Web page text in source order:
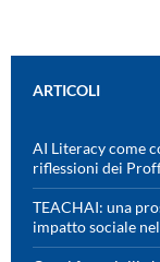
ARTICOLI
AI Literacy come
riflessioni dei
TEACHAI: una
impatto sociale